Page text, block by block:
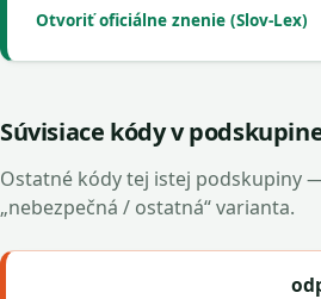
Otvoriť oficiálne znenie (Slov-Lex)
Súvisiace kódy v
Ostatné kódy tej istej podskupiny
„nebezpečná / ostatná“ varianta.